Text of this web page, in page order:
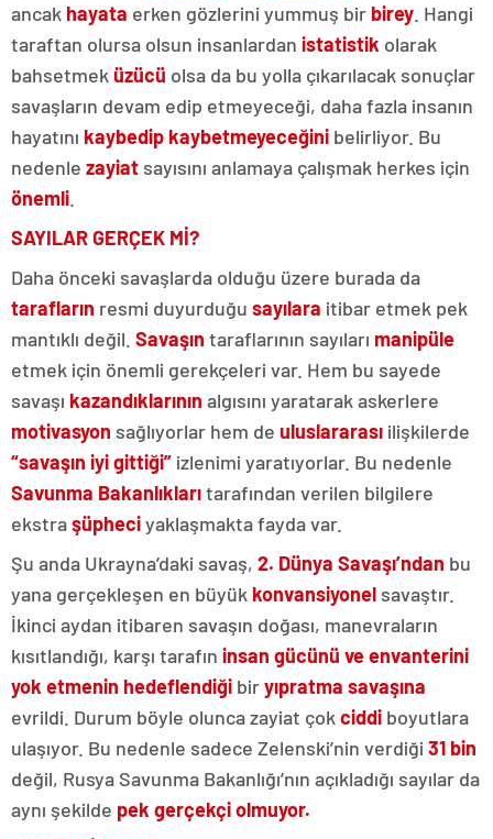
ancak hayata erken gözlerini yummuş bir birey . Hangi
taraftan olursa olsun insanlardan istatistik olarak
bahsetmek üzücü olsa da bu yolla çıkarılacak sonuçlar
savaşların devam edip etmeyeceği, daha fazla insanın
hayatını kaybedip kaybetmeyeceğini belirliyor. Bu
nedenle zayiat sayısını anlamaya çalışmak herkes için
önemli
SAYILAR GERÇEK Mİ?
Daha önceki savaşlarda olduğu üzere burada da
tarafların resmi duyurduğu sayılara itibar etmek pek
mantıklı değil. Savaşın taraflarının sayıları manipüle
etmek için önemli gerekçeleri var. Hem bu sayede
savaşı kazandıklarının algısını yaratarak askerlere
motivasyon sağlıyorlar hem de uluslararası ilişkilerde
“savaşın iyi gittiği” izlenimi yaratıyorlar. Bu nedenle
Savunma Bakanlıklarıtarafından verilen bilgilere
ekstraşüpheciyaklaşmakta fayda var.
Şu anda Ukrayna’daki savaş, 2. Dünya Savaşı’ndan bu
yana gerçekleşen en büyük konvansiyonel savaştır.
İkinci aydan itibaren savaşın doğası, manevraların
kısıtlandığı, karşı tarafın insan gücünü ve envanterini
yok etmenin hedeflendiği biryıpratma savaşına
evrildi. Durum böyle olunca zayiat çok ciddi boyutlara
ulaşıyor. Bu nedenle sadece Zelenski’nin verdiği 31 bin
değil, Rusya Savunma Bakanlığı’nın açıkladığı sayılar da
aynı şekilde pek gerçekçi olmuyor.